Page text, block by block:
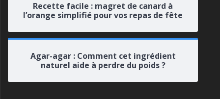
Recette facile : magret de canard à
l’orange simplifié pour vos repas de fête
Agar-agar : Comment cet ingrédient
naturel aide à perdre du poids ?